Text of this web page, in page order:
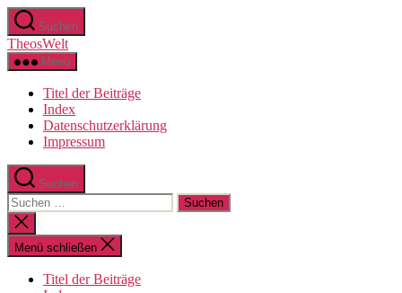
Zum
Inhalt
springen
Suchen
TheosWelt
Menü
Titel der Beiträge
Index
Datenschutzerklärung
Impressum
Suchen
Suchen
nach:
Suche
schließen
Menü schließen
Titel der Beiträge